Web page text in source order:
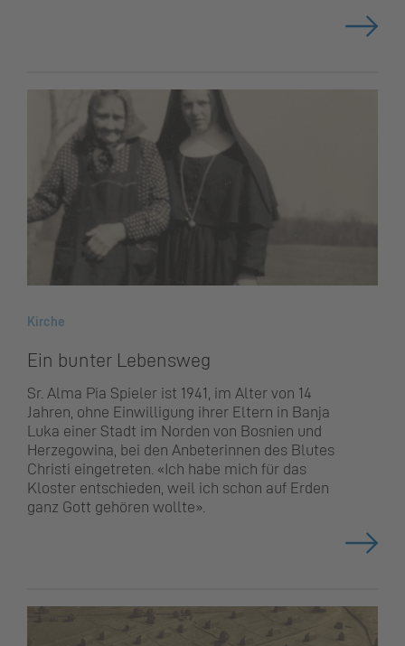
Kirche
Ein bunter Lebensweg
Sr. Alma Pia Spieler ist 1941, im Alter von 14
Jahren, ohne Einwilligung ihrer Eltern in Banja
Luka einer Stadt im Norden von Bosnien und
Herzegowina, bei den Anbeterinnen des Blutes
Christi eingetreten. «Ich habe mich für das
Kloster entschieden, weil ich schon auf Erden
ganz Gott gehören wollte».